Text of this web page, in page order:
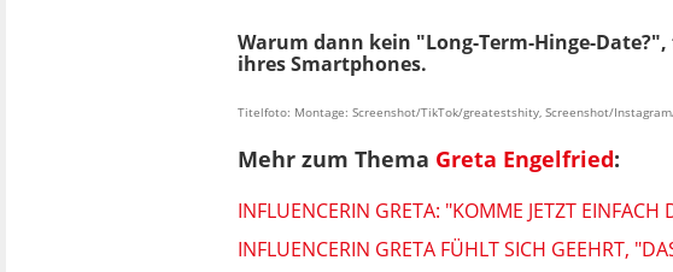
Warum dann kein "Long-Term-Hinge-
ihres Smartphones.
Titelfoto: Montage: Screenshot/TikTok/greatestshity, Screenshot/Instagram/
Mehr zum Thema Greta Engelfried:
INFLUENCERIN GRETA: "KOMME JETZT
INFLUENCERIN GRETA FÜHLT SICH GEEHRT,